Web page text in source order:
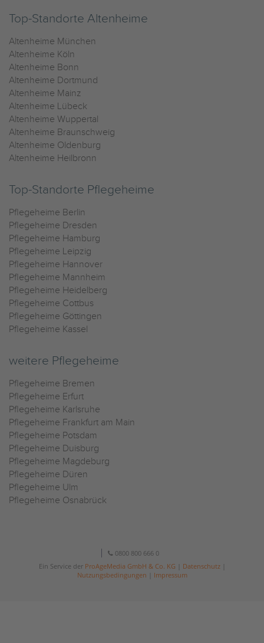
Top-Standorte Altenheime
Altenheime München
Altenheime Köln
Altenheime Bonn
Altenheime Dortmund
Altenheime Mainz
Altenheime Lübeck
Altenheime Wuppertal
Altenheime Braunschweig
Altenheime Oldenburg
Altenheime Heilbronn
Top-Standorte Pflegeheime
Pflegeheime Berlin
Pflegeheime Dresden
Pflegeheime Hamburg
Pflegeheime Leipzig
Pflegeheime Hannover
Pflegeheime Mannheim
Pflegeheime Heidelberg
Pflegeheime Cottbus
Pflegeheime Göttingen
Pflegeheime Kassel
weitere Pflegeheime
Pflegeheime Bremen
Pflegeheime Erfurt
Pflegeheime Karlsruhe
Pflegeheime Frankfurt am Main
Pflegeheime Potsdam
Pflegeheime Duisburg
Pflegeheime Magdeburg
Pflegeheime Düren
Pflegeheime Ulm
Pflegeheime Osnabrück
0800 800 666 0
Ein Service der ProAgeMedia GmbH & Co. KG Datenschutz|
Nutzungsbedingungen
Impressum